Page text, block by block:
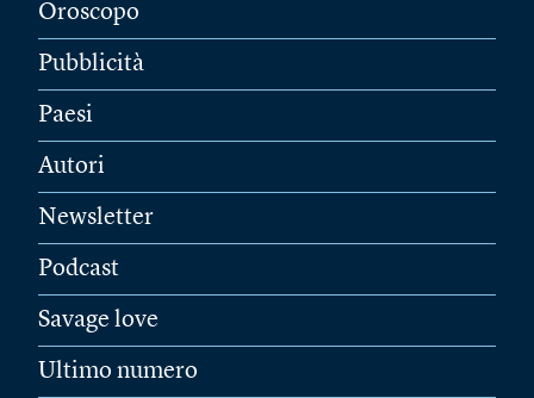
Oroscopo
Pubblicità
Paesi
Autori
Newsletter
Podcast
Savage love
Ultimo numero